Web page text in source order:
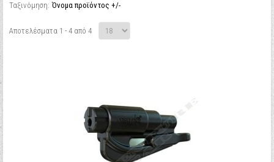
Ταξινόμηση: Όνομα προϊόντος +/-
Αποτελέσματα 1 - 4 από 4